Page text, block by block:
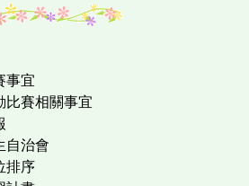
事宜
比賽相關事宜
自治會
排序